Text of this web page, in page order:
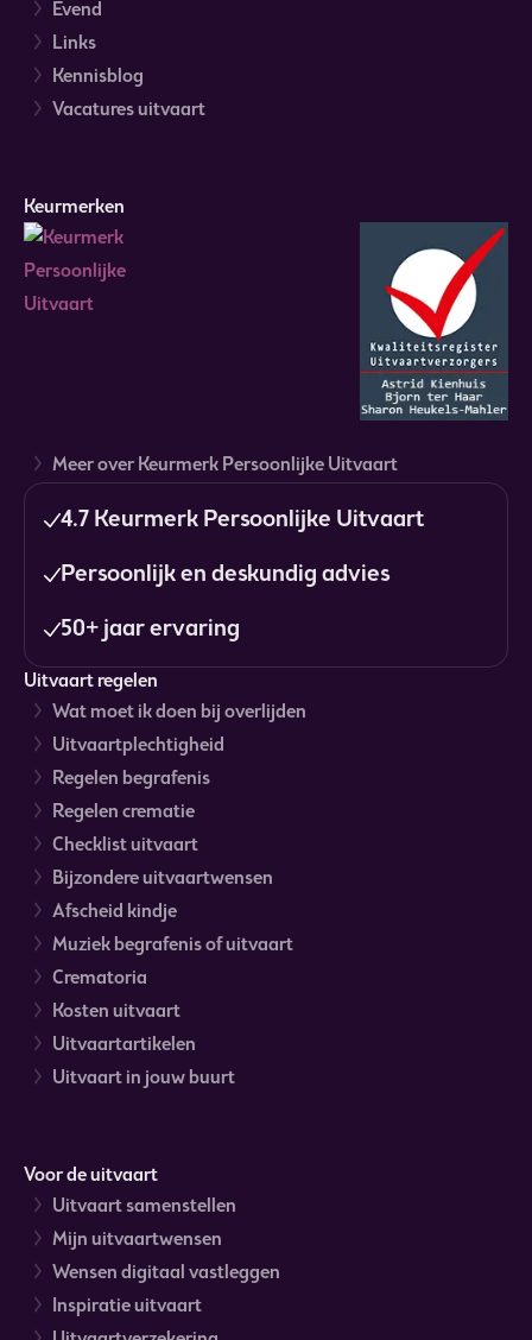
Evend
Links
Kennisblog
Vacatures uitvaart
Keurmerken
Meer over Keurmerk Persoonlijke Uitvaart
4.7 Keurmerk Persoonlijke Uitvaart
Persoonlijk en deskundig advies
50+ jaar ervaring
Uitvaart regelen
Wat moet ik doen bij overlijden
Uitvaartplechtigheid
Regelen begrafenis
Regelen crematie
Checklist uitvaart
Bijzondere uitvaartwensen
Afscheid kindje
Muziek begrafenis of uitvaart
Crematoria
Kosten uitvaart
Uitvaartartikelen
Uitvaart in jouw buurt
Voor de uitvaart
Uitvaart samenstellen
Mijn uitvaartwensen
Wensen digitaal vastleggen
Inspiratie uitvaart